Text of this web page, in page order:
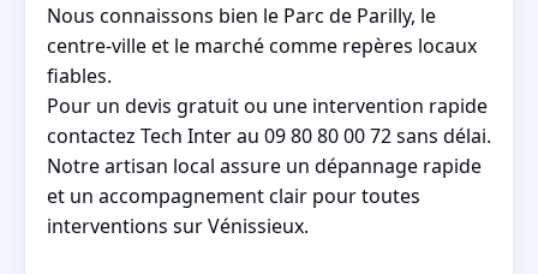
Nous connaissons bien le Parc de Parilly, le
centre-ville et le marché comme repères locaux
fiables.
Pour un devis gratuit ou une intervention rapide
contactez Tech Inter au 09 80 80 00 72 sans délai.
Notre artisan local assure un dépannage rapide
et un accompagnement clair pour toutes
interventions sur Vénissieux.